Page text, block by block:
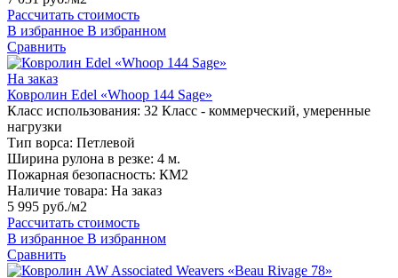
Рассчитать стоимость
В избранное В избранном
Сравнить
На заказ
Ковролин Edel «Whoop 144 Sage»
Класс использования: 32 Класс - коммерческий, умеренные
нагрузки
Тип ворса: Петлевой
Ширина рулона в резке: 4 м.
Пожарная безопасность: КМ2
Наличие товара: На заказ
5 995 руб./м2
Рассчитать стоимость
В избранное В избранном
Сравнить